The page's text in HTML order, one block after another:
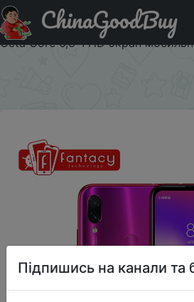
Паридбати з промокодом $2/199
Pro 6GB 128GB 48MP IMX 586
Octa Core 6,3 'FHD экран
ChinaGoodBuy
Підпишись на канали та